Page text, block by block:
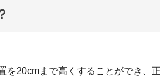
を20cmまで高くすることができ、